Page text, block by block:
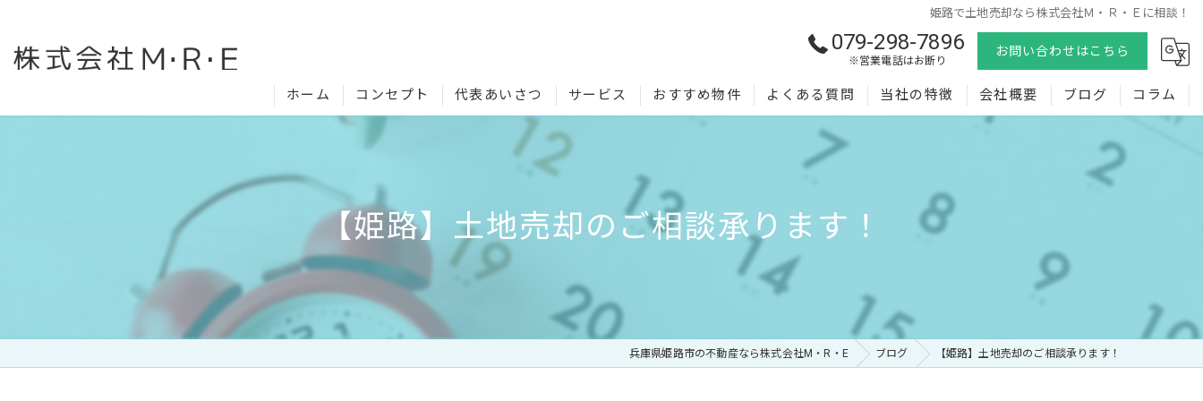
姫路で土地売却なら株式会社Ｍ・Ｒ・Ｅに相談！
079-298-7896
※営業電話はお断り
お問い合わせはこちら
ホーム コンセプト 代表あいさつ サービス おすすめ物件 よくある質問 当社の特徴
空き家
会社概要 ブログ コラム
【姫路】土地売却のご相談承ります！
兵庫県姫路市の不動産なら株式会社M・R・E ブログ 【姫路】土地売却のご相談承ります！